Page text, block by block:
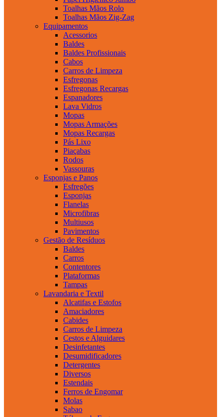
Toalhas Mãos Rolo
Toalhas Mãos Zig-Zag
Equipamentos
Acessorios
Baldes
Baldes Profissionais
Cabos
Carros de Limpeza
Esfregonas
Esfregonas Recargas
Espanadores
Lava Vidros
Mopas
Mopas Armações
Mopas Recargas
Pás Lixo
Piaçabas
Rodos
Vassouras
Esponjas e Panos
Esfregões
Esponjas
Flanelas
Microfibras
Multiusos
Pavimentos
Gestão de Resíduos
Baldes
Carros
Contentores
Plataformas
Tampas
Lavandaria e Textil
Alcatifas e Estofos
Amaciadores
Cabides
Carros de Limpeza
Cestos e Alguidares
Desinfetantes
Desumidificadores
Detergentes
Diversos
Estendais
Ferros de Engomar
Molas
Sabao